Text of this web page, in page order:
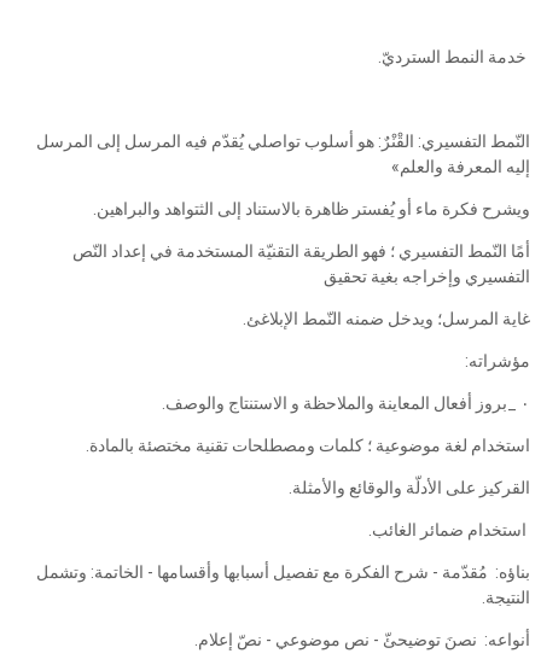
خدمة النمط السترديّ.
النّمط التفسيري: القْنْرٌ: هو أسلوب تواصلي يُقدّم فيه المرسل إلى المرسل
إليه المعرفة والعلم»
ويشرح فكرة ماء أو يُفستر ظاهرة بالاستناد إلى الثتواهد والبراهين.
أمًا النّمط التفسيري ؛ فهو الطريقة التقنيّة المستخدمة في إعداد النّص
التفسيري وإخراجه بغية تحقيق
غاية المرسل؛ ويدخل ضمنه النّمط الإبلاغئ.
مؤشراته:
‎٠‏ _بروز أفعال المعاينة والملاحظة و الاستنتاج والوصف.
استخدام لغة موضوعية ؛ كلمات ومصطلحات تقنية مختصئة بالمادة.
القركيز على الأدلّة والوقائع والأمثلة.
استخدام ضمائر الغائب.
بناؤه: ‏ مُقدّمة - شرح الفكرة مع تفصيل أسبابها وأقسامها - الخاتمة: وتشمل
النتيجة.
أنواعه: ‏ نصنَ توضيحئّ - نص موضوعي - نصّ إعلام.